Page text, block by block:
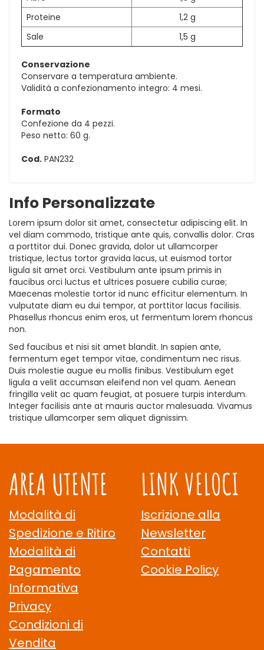
Proteine
1,2 g
Sale
1,5 g
Conservazione
Conservare a temperatura ambiente.
Validità a confezionamento integro: 4 mesi.
Formato
Confezione da 4 pezzi.
Peso netto: 60 g.
Cod. PAN232
Info Personalizzate
Lorem ipsum dolor sit amet, consectetur adipiscing elit. In
vel diam commodo, tristique ante quis, convallis dolor. Cras
a porttitor dui. Donec gravida, dolor ut ullamcorper
tristique, lectus tortor gravida lacus, ut euismod tortor
ligula sit amet orci. Vestibulum ante ipsum primis in
faucibus orci luctus et ultrices posuere cubilia curae;
Maecenas molestie tortor id nunc efficitur elementum. In
vulputate diam eu dui tempor, at porttitor lacus facilisis.
Phasellus rhoncus enim eros, ut fermentum lorem rhoncus
non.
Sed faucibus et nisi sit amet blandit. In sapien ante,
fermentum eget tempor vitae, condimentum nec risus.
Duis molestie augue eu mollis finibus. Vestibulum eget
ligula a velit accumsan eleifend non vel quam. Aenean
fringilla velit ac quam feugiat, at posuere turpis interdum.
Integer facilisis ante at mauris auctor malesuada. Vivamus
tristique ullamcorper sem aliquet dignissim.
AREA UTENTE
Modalità di
Spedizione e Ritiro
Modalità di
Pagamento
Informativa
Privacy
Condizioni di
Vendita
LINK VELOCI
Iscrizione alla
Newsletter
Contatti
Cookie Policy